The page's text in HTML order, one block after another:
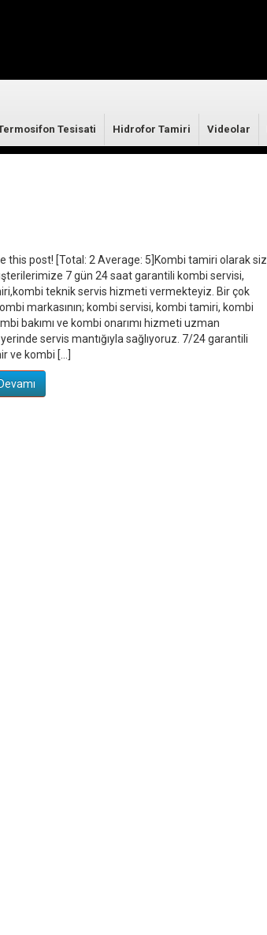
Tesisati Hidrofor Tamiri Videolar
this post! [Total: 2 Average: 5]Kombi tamiri olarak siz
7 gün 24 saat garantili kombi servisi,
teknik servis hizmeti vermekteyiz. Bir çok
markasının; kombi servisi, kombi tamiri, kombi
bakımı ve kombi onarımı hizmeti uzman
servis mantığıyla sağlıyoruz. 7/24 garantili
ve kombi […]